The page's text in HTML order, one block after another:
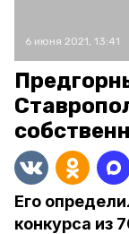
6 июня 2021, 13:41
Его
конкурса из